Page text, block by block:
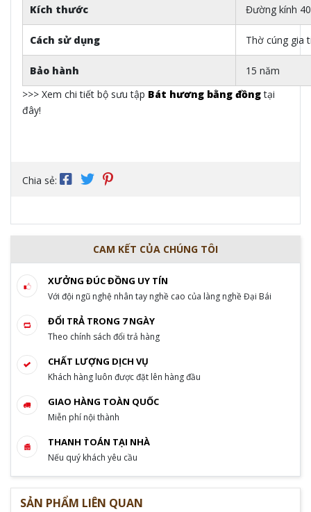
Kích thước Đường kính
Cách sử dụng Thờ cúng gia
Bảo hành
15 năm
>>> Xem chi tiết bộ sưu tập Bát hương bằng đồngtại
đây!
Chia sẻ:
CAM KẾT CỦA CHÚNG TÔI
XƯỞNG ĐÚC ĐỒNG UY TÍN
Với đội ngũ nghệ nhân tay nghề cao của làng nghề Đại Bái
ĐỔI TRẢ TRONG 7 NGÀY
Theo chính sách đổi trả hàng
CHẤT LƯỢNG DỊCH VỤ
Khách hàng luôn được đặt lên hàng đầu
GIAO HÀNG TOÀN QUỐC
Miễn phí nội thành
THANH TOÁN TẠI NHÀ
Nếu quý khách yêu cầu
SẢN PHẨM LIÊN QUAN